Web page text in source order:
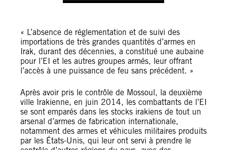
« L’absence de réglementation et de suivi des
importations de très grandes quantités d’armes en
Irak, durant des décennies, a constitué une aubaine
pour l’EI et les autres groupes armés, leur offrant
l’accès à une puissance de feu sans précédent. »
Après avoir pris le contrôle de Mossoul, la deuxième
ville Irakienne, en juin 2014, les combattants de l’EI
se sont emparés dans les stocks irakiens de tout un
arsenal d’armes de fabrication internationale,
notamment des armes et véhicules militaires produits
par les États-Unis, qui leur ont servi à prendre le